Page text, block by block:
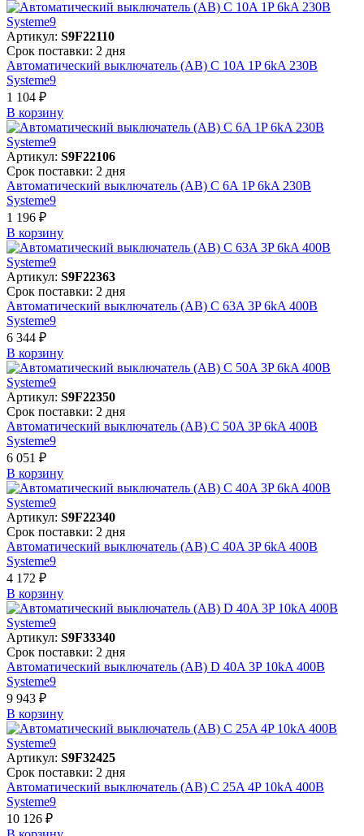
Артикул: S9F22110
Срок поставки: 2 дня
Автоматический выключатель (АВ) C 10A 1P 6kA 230В
Systeme9
1 104 ₽
В корзинy
Артикул: S9F22106
Срок поставки: 2 дня
Автоматический выключатель (АВ) C 6A 1P 6kA 230В
Systeme9
1 196 ₽
В корзинy
Артикул: S9F22363
Срок поставки: 2 дня
Автоматический выключатель (АВ) C 63A 3P 6kA 400В
Systeme9
6 344 ₽
В корзинy
Артикул: S9F22350
Срок поставки: 2 дня
Автоматический выключатель (АВ) C 50A 3P 6kA 400В
Systeme9
6 051 ₽
В корзинy
Артикул: S9F22340
Срок поставки: 2 дня
Автоматический выключатель (АВ) C 40A 3P 6kA 400В
Systeme9
4 172 ₽
В корзинy
Артикул: S9F33340
Срок поставки: 2 дня
Автоматический выключатель (АВ) D 40A 3P 10kA 400В
Systeme9
9 943 ₽
В корзинy
Артикул: S9F32425
Срок поставки: 2 дня
Автоматический выключатель (АВ) C 25A 4P 10kA 400В
Systeme9
10 126 ₽